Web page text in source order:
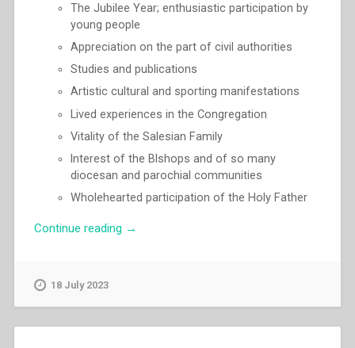
The Jubilee Year; enthusiastic participation by
young people
Appreciation on the part of civil authorities
Studies and publications
Artistic cultural and sporting manifestations
Lived experiences in the Congregation
Vitality of the Salesian Family
lnterest of the Blshops and of so many
diocesan and parochial communities
Wholehearted participation of the Holy Father
Continue reading “Egidio
→
18 July 2023